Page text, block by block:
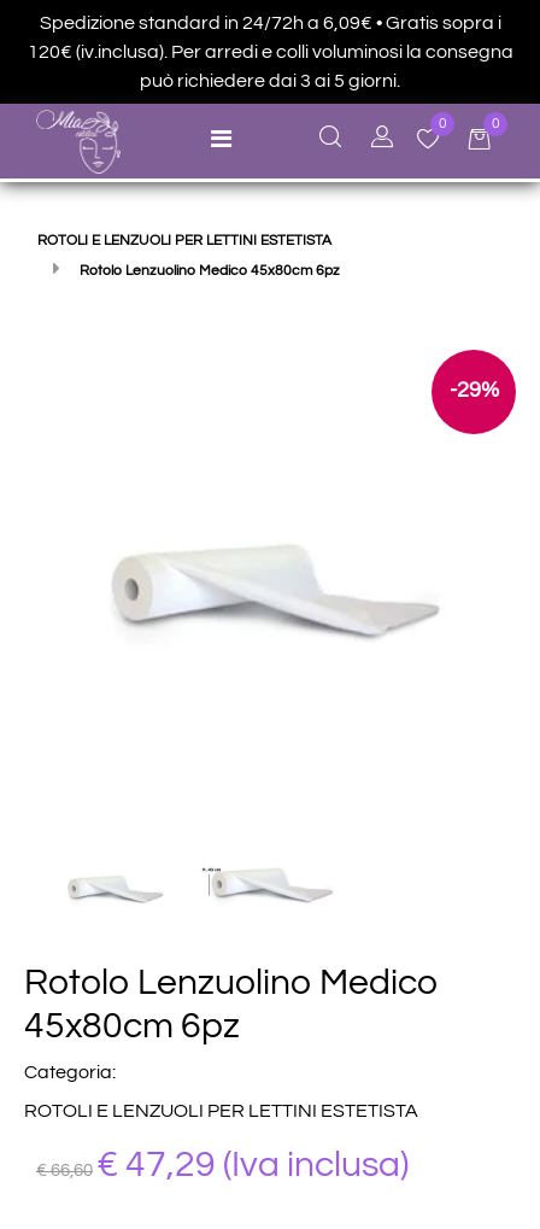
Spedizione standard in 24/72h a 6,09€ • Gratis sopra i
120€ (iv.inclusa). Per arredi e colli voluminosi la consegna
può richiedere dai 3 ai 5 giorni.
Open menu
0 0
ROTOLI E LENZUOLI PER LETTINI ESTETISTA
Rotolo Lenzuolino Medico 45x80cm 6pz
-29%
Rotolo Lenzuolino Medico
45x80cm 6pz
Categoria:
ROTOLI E LENZUOLI PER LETTINI ESTETISTA
€ 66,60 € 47,29 (Iva inclusa)